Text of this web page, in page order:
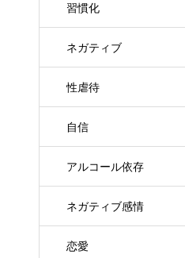
習慣化
ネガティブ
性虐待
自信
アルコール依存
ネガティブ感情
恋愛